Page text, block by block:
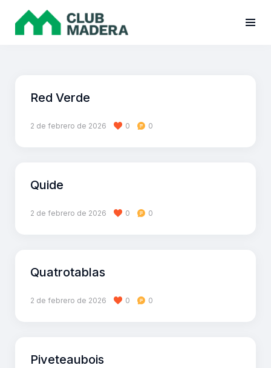
Red Verde
2 de febrero de 2026 0 0
Quide
2 de febrero de 2026 0 0
Quatrotablas
2 de febrero de 2026 0 0
Piveteaubois